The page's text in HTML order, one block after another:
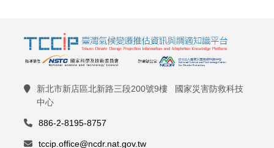
新北市新店區北新路三段200號9樓 國家災害防救科技
中心
886-2-8195-8757
tccip.office@ncdr.nat.gov.tw